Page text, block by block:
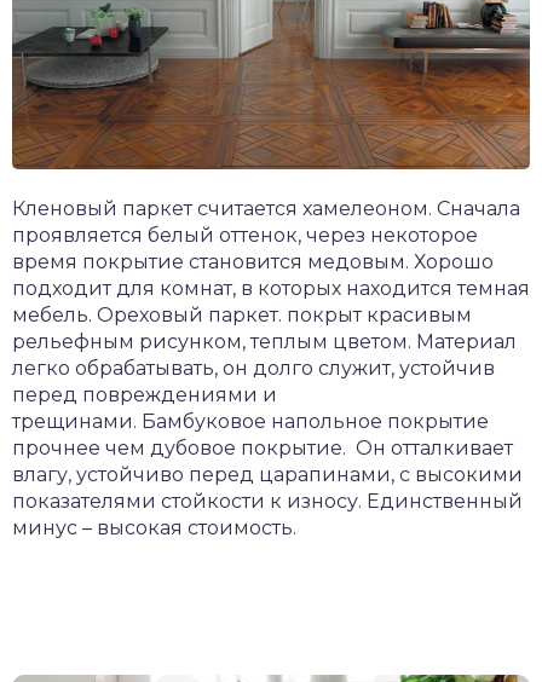
Кленовый паркет считается хамелеоном. Сначала
проявляется белый оттенок, через некоторое
время покрытие становится медовым. Хорошо
подходит для комнат, в которых находится темная
мебель. Ореховый паркет. покрыт красивым
рельефным рисунком, теплым цветом. Материал
легко обрабатывать, он долго служит, устойчив
перед повреждениями и
трещинами. Бамбуковое напольное покрытие
прочнее чем дубовое покрытие. Он отталкивает
влагу, устойчиво перед царапинами, с высокими
показателями стойкости к износу. Единственный
минус – высокая стоимость.